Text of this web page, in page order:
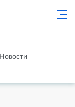
Новости